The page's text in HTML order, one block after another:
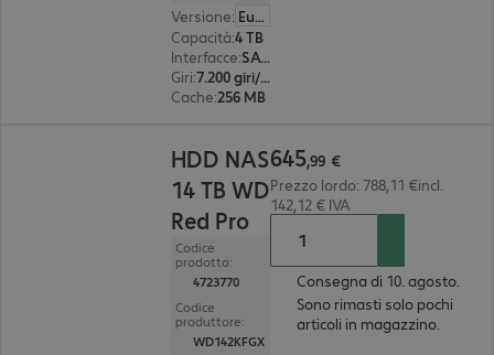
Versione:
Europa
Capacità:4 TB
Interfacce:
SATA 3.0 (6 Gbit/s) 8,9 cm (3,5")
Giri:
7.200 giri/min.
Cache:256 MB
HDD NAS
14 TB WD
Red Pro
Codice
prodotto:
4723770
Codice
produttore:
WD142KFGX
645,99 €
Prezzo lordo: 788,11 €incl.
142,12 € IVA
Consegna di 10. agosto.
Sono rimasti solo pochi
articoli in magazzino.